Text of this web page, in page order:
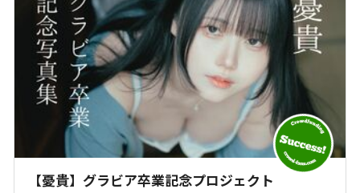
【憂貴】グラビア卒業記念プロジェクト